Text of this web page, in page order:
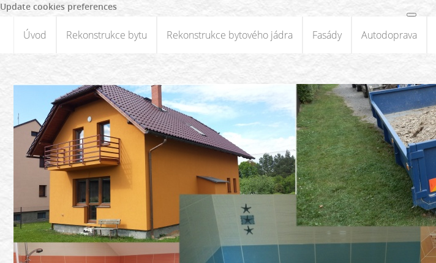
Update cookies preferences
Úvod Rekonstrukce bytu Rekonstrukce bytového jádra Fasády Autodoprava